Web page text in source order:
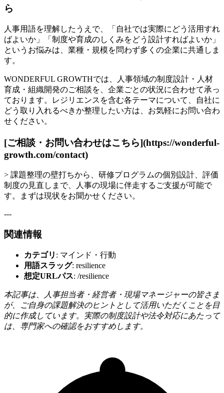
ら
人事用語を理解したうえで、「自社では実際にどう活用すれ
ばよいか」「制度や育成のしくみをどう設計すればよいか」
というお悩みは、業種・規模を問わず多くの企業に共通しま
す。
WONDERFUL GROWTHでは、人事領域の制度設計・人材
育成・組織開発のご相談を、企業ごとの状況に合わせて承っ
ております。レジリエンスを含む各テーマについて、自社に
どう取り入れるべきか整理したい方は、お気軽にお問い合わ
せください。
[ご相談・お問い合わせはこちら](https://wonderful-
growth.com/contact)
> 課題整理の壁打ちから、研修プログラムの個別設計、評価
制度の見直しまで、人事の現場に伴走するご支援が可能で
す。まずは現状をお聞かせください。
---
関連情報
カテゴリ : マインド・行動
用語スラッグ: resilience
想定URLパス: /resilience
本記事は、人事担当者・経営者・現場マネージャーの皆さま
が、ご自身の課題解決のヒントとして活用いただくことを目
的に作成しています。実際の制度設計や法令対応にあたって
は、専門家への確認をおすすめします。